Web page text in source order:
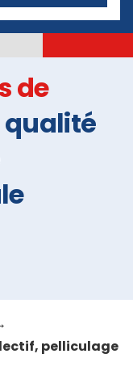
de
qualité
pelliculage